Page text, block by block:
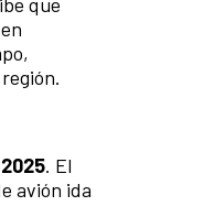
. El
avión ida